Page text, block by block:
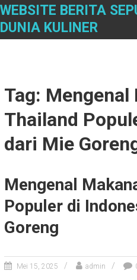
S
i
WEBSITE BERITA
DUNIA KULINER
Tag: Mengenal
Thailand
dari Mie
Mengenal
Populer di
Goreng
Mei 15, 2025 admin